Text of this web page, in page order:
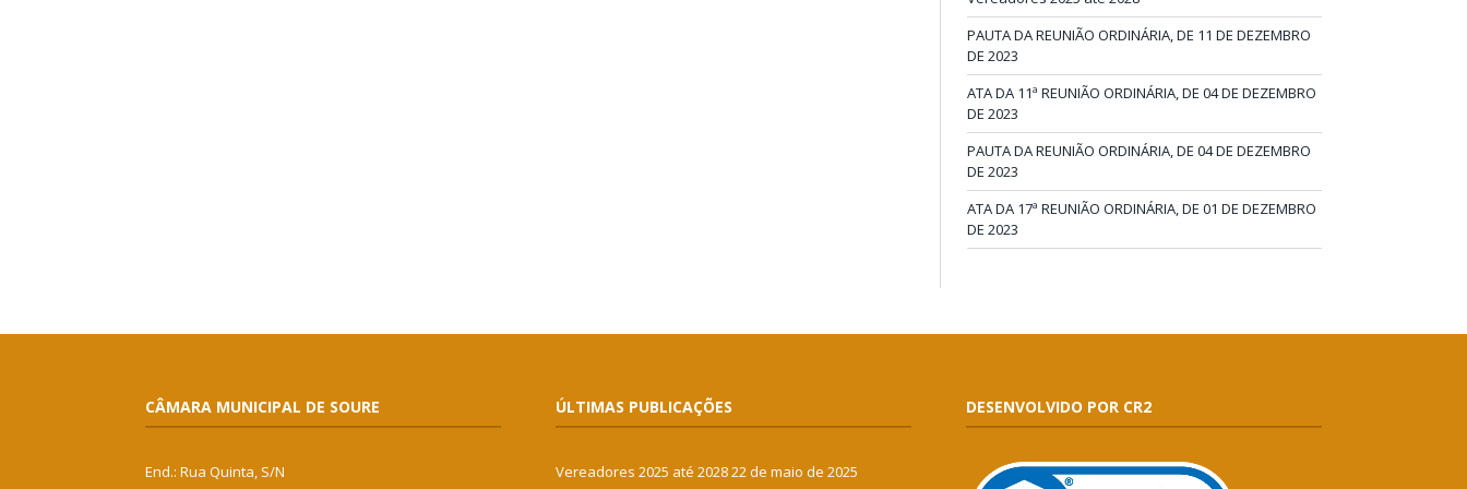
PAUTA DA REUNIÃO ORDINÁRIA, DE 11 DE DEZEMBRO
DE 2023
ATA DA 11ª REUNIÃO ORDINÁRIA, DE 04 DE DEZEMBRO
DE 2023
PAUTA DA REUNIÃO ORDINÁRIA, DE 04 DE DEZEMBRO
DE 2023
ATA DA 17ª REUNIÃO ORDINÁRIA, DE 01 DE DEZEMBRO
DE 2023
CÂMARA MUNICIPAL DE SOURE
End.: Rua Quinta, S/N
ÚLTIMAS PUBLICAÇÕES
Vereadores 2025 até 202822 de maio de 2025
DESENVOLVIDO POR CR2